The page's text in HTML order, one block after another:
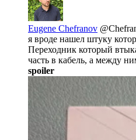
Eugene Chefranov
я вроде нашел штуку
Переходник который
часть в кабель, а между
spoiler